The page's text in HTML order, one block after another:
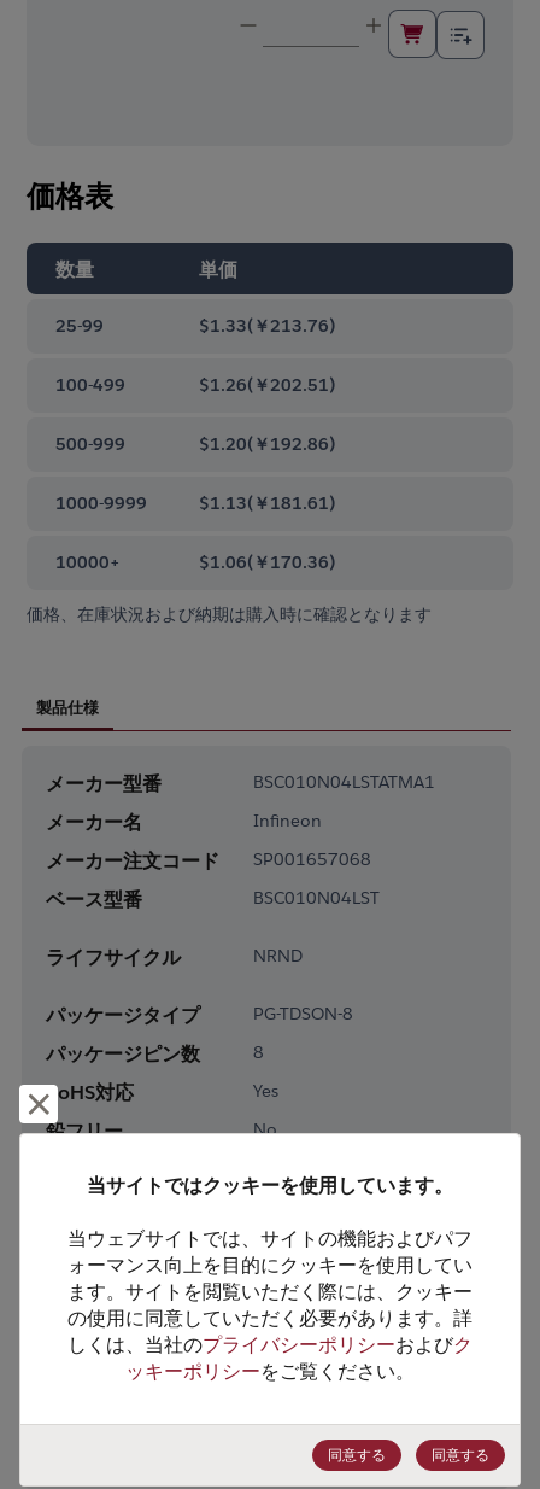
価格表
数量 単価
25-99 $1.33(￥213.76)
100-499 $1.26(￥202.51)
500-999 $1.20(￥192.86)
1000-9999 $1.13(￥181.61)
10000+ $1.06(￥170.36)
価格、在庫状況および納期は購入時に確認となります
製品仕様
メーカー型番 BSC010N04LSTATMA1
メーカー名 Infineon
メーカー注文コード SP001657068
ベース型番 BSC010N04LST
ライフサイクル NRND
パッケージタイプ PG-TDSON-8
パッケージピン数 8
RoHS対応 Yes
鉛フリー No
梱包形態
製品カテゴリー Discretes
製品サブカテゴリー Transistor
製品グループ MOSFETs/FETs
却下して閉じる
当サイトではクッキーを使用しています。
当ウェブサイトでは、サイトの機能およびパフ
ォーマンス向上を目的にクッキーを使用してい
ます。サイトを閲覧いただく際には、クッキー
の使用に同意していただく必要があります。詳
しくは、当社のプライバシーポリシーおよびク
ッキーポリシーをご覧ください。
同意する 同意する